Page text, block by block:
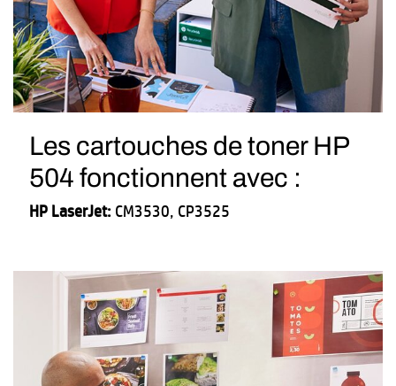
Les cartouches de toner HP
504 fonctionnent avec :
HP LaserJet: CM3530, CP3525